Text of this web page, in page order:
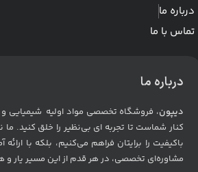
درباره ما
تماس با ما
درباره ما
دیپون، فروشگاه تخصصی مواد اولیه شیمیایی و
کنار شماست تا تجربه ای بی‌نظیر را خلق کنید. ما
باکیفیت را برایتان فراهم می‌کنیم، بلکه با
مشاوره‌ای تخصصی، در هر قدم از این مسیر یار و